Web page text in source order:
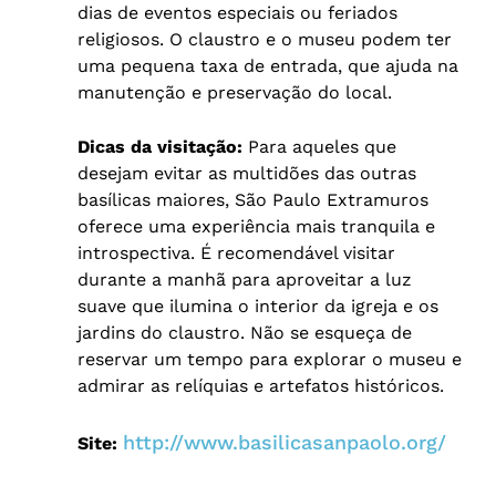
dias de eventos especiais ou feriados
religiosos. O claustro e o museu podem ter
uma pequena taxa de entrada, que ajuda na
manutenção e preservação do local.
Dicas da visitação: Para aqueles que
desejam evitar as multidões das outras
basílicas maiores, São Paulo Extramuros
oferece uma experiência mais tranquila e
introspectiva. É recomendável visitar
durante a manhã para aproveitar a luz
suave que ilumina o interior da igreja e os
jardins do claustro. Não se esqueça de
reservar um tempo para explorar o museu e
admirar as relíquias e artefatos históricos.
Site: http://www.basilicasanpaolo.org/